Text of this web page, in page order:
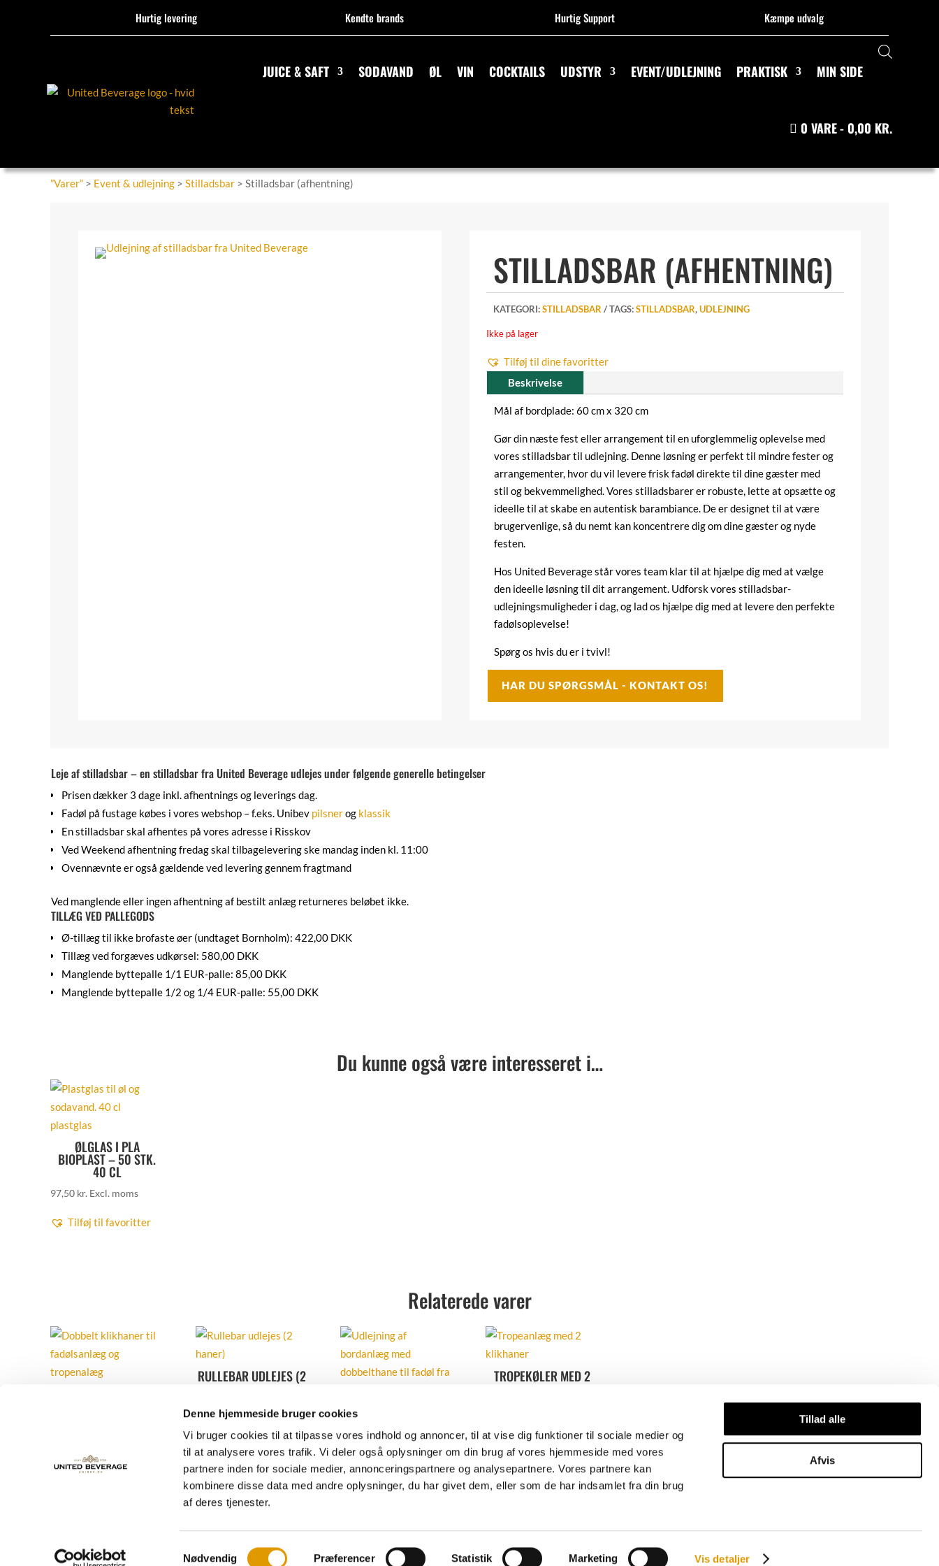
Denne hjemmeside bruger cookies
Vi bruger cookies til at tilpasse vores indhold og annoncer, til at vise dig funktioner til sociale medier og
til at analysere vores trafik. Vi deler også oplysninger om din brug af vores hjemmeside med vores
partnere inden for sociale medier, annonceringspartnere og analysepartnere. Vores partnere kan
kombinere disse data med andre oplysninger, du har givet dem, eller som de har indsamlet fra din brug
af deres tjenester.
Samtykkevalg
Nødvendig Præferencer Statistik Marketing Vis detaljer
Tillad alle
Afvis
Hurtig levering Kendte brands Hurtig Support Kæmpe udvalg
JUICE & SAFT SODAVAND ØL VIN COCKTAILS UDSTYR EVENT/UDLEJNING PRAKTISK MIN SIDE
0 VARE 0,00 KR.
”Varer” > Event & udlejning > Stilladsbar > Stilladsbar (afhentning)
STILLADSBAR (AFHENTNING)
KATEGORI:STILLADSBAR TAGS:STILLADSBAR,UDLEJNING
Ikke på lager
Tilføj til dine favoritter
Beskrivelse
Mål af bordplade: 60 cm x 320 cm
Gør din næste fest eller arrangement til en uforglemmelig oplevelse med
vores stilladsbar til udlejning. Denne løsning er perfekt til mindre fester og
arrangementer, hvor du vil levere frisk fadøl direkte til dine gæster med
stil og bekvemmelighed. Vores stilladsbarer er robuste, lette at opsætte og
ideelle til at skabe en autentisk barambiance. De er designet til at være
brugervenlige, så du nemt kan koncentrere dig om dine gæster og nyde
festen.
Hos United Beverage står vores team klar til at hjælpe dig med at vælge
den ideelle løsning til dit arrangement. Udforsk vores stilladsbar-
udlejningsmuligheder i dag, og lad os hjælpe dig med at levere den perfekte
fadølsoplevelse!
Spørg os hvis du er i tvivl!
HAR DU SPØRGSMÅL - KONTAKT OS!
Leje af stilladsbar – en stilladsbar fra United Beverage udlejes under følgende generelle betingelser
Prisen dækker 3 dage inkl. afhentnings og leverings dag.
Fadøl på fustage købes i vores webshop – f.eks. Unibev pilsnerog klassik
En stilladsbar skal afhentes på vores adresse i Risskov
Ved Weekend afhentning fredag skal tilbagelevering ske mandag inden kl. 11:00
Ovennævnte er også gældende ved levering gennem fragtmand
Ved manglende eller ingen afhentning af bestilt anlæg returneres beløbet ikke.
TILLÆG VED PALLEGODS
Ø-tillæg til ikke brofaste øer (undtaget Bornholm): 422,00 DKK
Tillæg ved forgæves udkørsel: 580,00 DKK
Manglende byttepalle 1/1 EUR-palle: 85,00 DKK
Manglende byttepalle 1/2 og 1/4 EUR-palle: 55,00 DKK
Du kunne også være interesseret i…
ØLGLAS I PLA
BIOPLAST – 50 STK.
40 CL
97,50 kr. Excl. moms
Tilføj til favoritter
Relaterede varer
Tilføj til favoritter
RULLEBAR UDLEJES (2
1.100,00kr.Excl. moms
Tilføj til favoritter
BORDANLÆG TIL FADØL
UDLEJES
750,00kr. Excl. moms
Tilføj til favoritter
TROPEKØLER MED 2
Tilføj til favoritter